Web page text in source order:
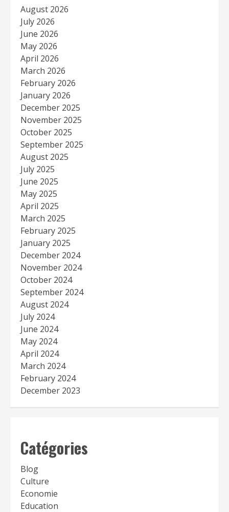
August 2026
July 2026
June 2026
May 2026
April 2026
March 2026
February 2026
January 2026
December 2025
November 2025
October 2025
September 2025
August 2025
July 2025
June 2025
May 2025
April 2025
March 2025
February 2025
January 2025
December 2024
November 2024
October 2024
September 2024
August 2024
July 2024
June 2024
May 2024
April 2024
March 2024
February 2024
December 2023
Catégories
Blog
Culture
Economie
Education